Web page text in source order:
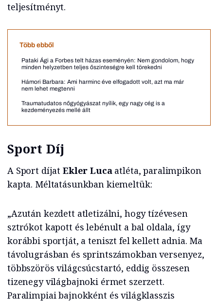
teljesítményt.
Több ebből
Pataki Ági a Forbes telt házas eseményén: Nem gondolom, hogy
minden helyzetben teljes őszinteségre kell törekedni
Hámori Barbara: Ami harminc éve elfogadott volt, azt ma már
nem lehet megtenni
Traumatudatos nőgyógyászat nyílik, egy nagy cég is a
kezdeményezés mellé állt
Sport Díj
A Sport díjat Ekler Lucaatléta, paralimpikon
kapta. Méltatásunkban kiemeltük:
„Azután kezdett atletizálni, hogy tízévesen
sztrókot kapott és lebénult a bal oldala, így
korábbi sportját, a teniszt fel kellett adnia. Ma
távolugrásban és sprintszámokban versenyez,
többszörös világcsúcstartó, eddig összesen
tizenegy világbajnoki érmet szerzett.
Paralimpiai bajnokként és világklasszis